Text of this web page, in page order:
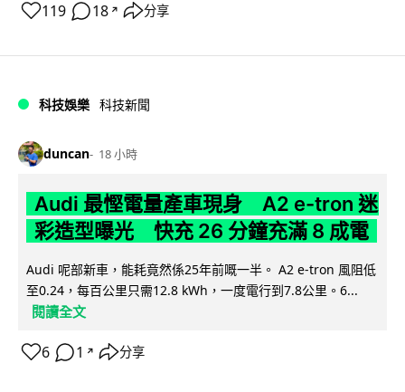
119 18 ↗ 分享
科技娛樂 科技新聞
duncan 18 小時
Audi 最慳電量產車現身 A2 e-tron 迷
彩造型曝光 快充 26 分鐘充滿 8 成電
Audi 呢部新車，能耗竟然係25年前嘅一半。 A2 e-tron 風阻低
至0.24，每百公里只需12.8 kWh，一度電行到7.8公里。6...
閱讀全文
6 1 ↗ 分享